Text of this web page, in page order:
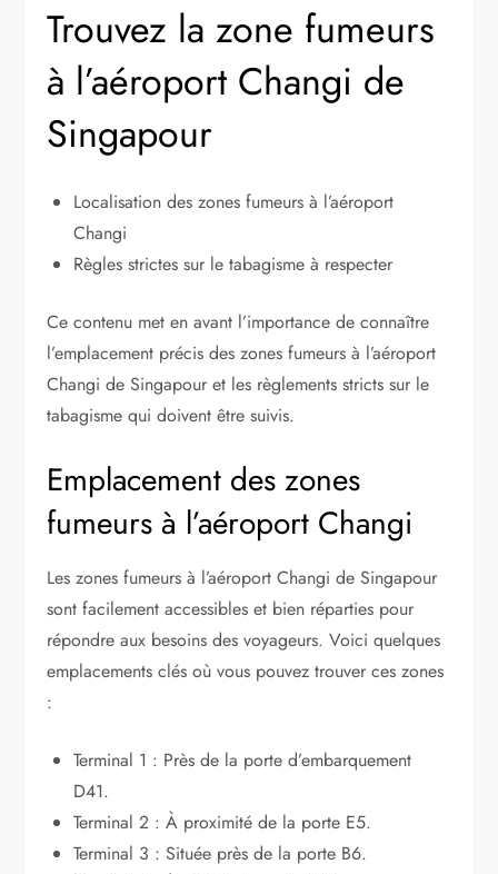
Trouvez la zone fumeurs
à l’aéroport Changi de
Singapour
Localisation des zones fumeurs à l’aéroport
Changi
Règles strictes sur le tabagisme à respecter
Ce contenu met en avant l’importance de connaître
l’emplacement précis des zones fumeurs à l’aéroport
Changi de Singapour et les règlements stricts sur le
tabagisme qui doivent être suivis.
Emplacement des zones
fumeurs à l’aéroport Changi
Les zones fumeurs à l’aéroport Changi de Singapour
sont facilement accessibles et bien réparties pour
répondre aux besoins des voyageurs. Voici quelques
emplacements clés où vous pouvez trouver ces zones
:
Terminal 1 : Près de la porte d’embarquement
D41.
Terminal 2 : À proximité de la porte E5.
Terminal 3 : Située près de la porte B6.